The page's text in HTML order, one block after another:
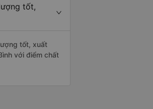
tốt,
tốt, xuất
với điểm chất